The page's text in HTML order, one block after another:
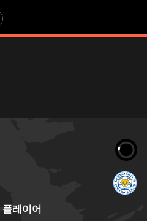
나이를 확인하는 데 도움을 주십
대상으로 한 도박 광고를 포함하
있는 연령에 미달합니다. 홈페
플레이어